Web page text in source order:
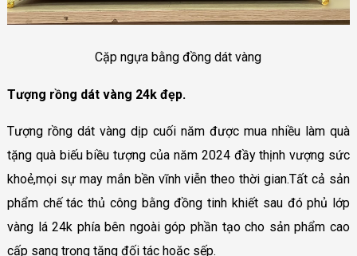
Cặp ngựa bằng đồng dát vàng
Tượng rồng dát vàng 24k đẹp.
Tượng rồng dát vàng dịp cuối năm được mua nhiều làm quà
tặng quà biếu biều tượng của năm 2024 đầy thịnh vượng sức
khoẻ,mọi sự may mắn bền vĩnh viễn theo thời gian.Tất cả sản
phẩm chế tác thủ công bằng đồng tinh khiết sau đó phủ lớp
vàng lá 24k phía bên ngoài góp phần tạo cho sản phẩm cao
cấp sang trọng tặng đối tác hoặc sếp.